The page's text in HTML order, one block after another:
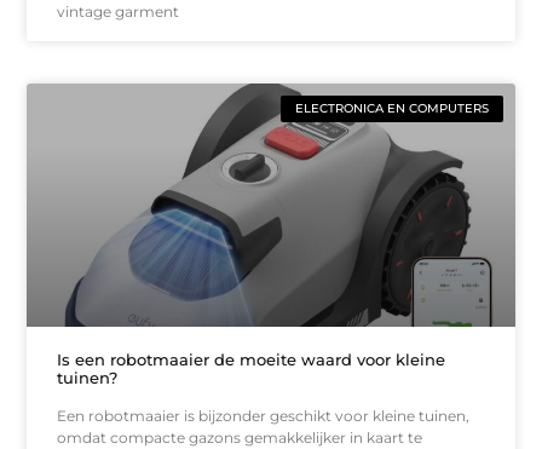
vintage garment
ELECTRONICA EN COMPUTERS
Is een robotmaaier de moeite waard voor kleine
tuinen?
Een robotmaaier is bijzonder geschikt voor kleine tuinen,
omdat compacte gazons gemakkelijker in kaart te